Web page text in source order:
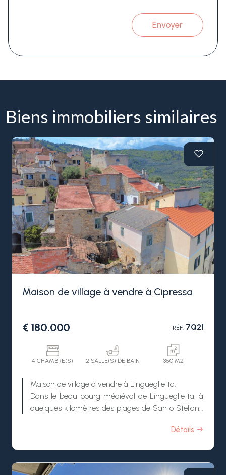
Envoyer
Biens immobiliers similaires
Maison de village à vendre à Cipressa
€ 180.000 RÉF.7Q21
4 CHAMBRE(S) 2 SALLE(S) DE BAIN 350 M2
Maison de village à vendre à Lingueglietta.
Dans le beau bourg médiéval de Lingueglietta, à
quelques kilomètres des plages de Santo Stefano
présence de l'église forteresse de San Pietro.
Détails